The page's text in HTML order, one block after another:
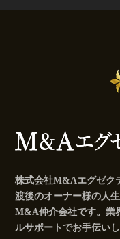
株式会社M&Aエグゼク
渡後のオーナー様の人
M&A仲介会社です。業
ルサポートでお手伝いし